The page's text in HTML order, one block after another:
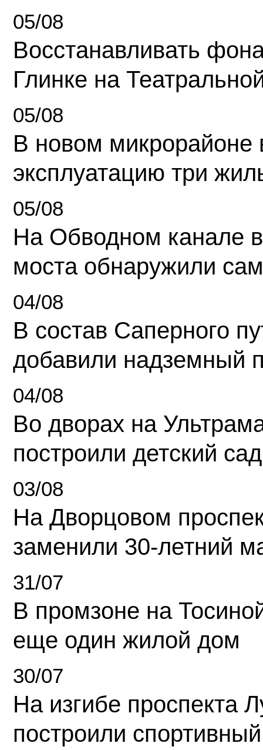
05/08
Восстанавливать
Глинке на
05/08
В новом микрорайоне
эксплуатацию три
05/08
На Обводном канале
моста обнаружили
04/08
В состав Саперного
добавили надземный
04/08
Во дворах на
построили детский сад
03/08
На Дворцовом
заменили 30-летний
31/07
В промзоне на
еще один жилой дом
30/07
На изгибе проспекта
построили